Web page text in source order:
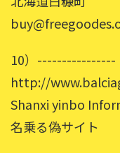
10）----------------
http://
Shanxi yinbo
名乗る偽サイト